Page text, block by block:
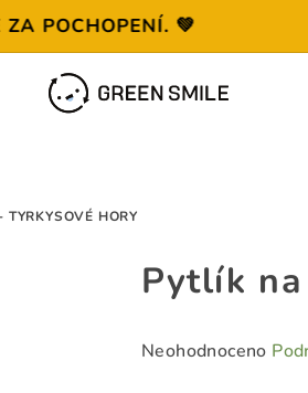
💚
HORY
Pytlík
Průměrné
Neohodnoceno